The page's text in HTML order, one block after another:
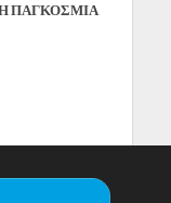
ΠΑΓΚΟΣΜΙΑ